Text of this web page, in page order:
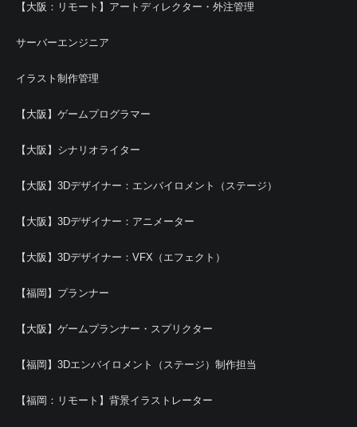
【大阪：リモート】アートディレクター・外注管理
サーバーエンジニア
イラスト制作管理
【大阪】ゲームプログラマー
【大阪】シナリオライター
【大阪】3Dデザイナー：エンバイロメント（ステージ）
【大阪】3Dデザイナー：アニメーター
【大阪】3Dデザイナー：VFX（エフェクト）
【福岡】プランナー
【大阪】ゲームプランナー・スプリクター
【福岡】3Dエンバイロメント（ステージ）制作担当
【福岡：リモート】背景イラストレーター